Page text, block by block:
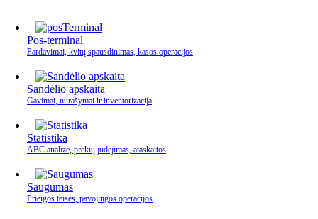
Pos-terminal
Pardavimai, kvitų spausdinimas, kasos operacijos
Sandėlio apskaita
Gavimai, nurašymai ir inventorizacija
Statistika
ABC analizė, prekių judėjimas, ataskaitos
Saugumas
Prieigos teisės, pavojingos operacijos